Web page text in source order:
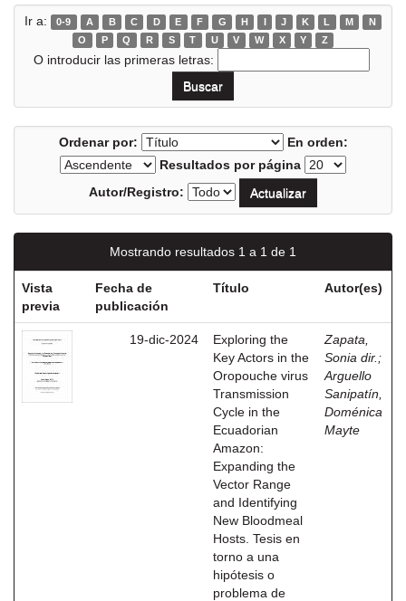
Ir a: 0-9 A B C D E F G H I J K L M
N
O
P Q R S T U V W X Y Z
O introducir las primeras letras:
Ordenar por:
En orden:
Resultados por página
Autor/Registro:
Mostrando resultados 1 a 1 de 1
Vista
previa
Fecha de
publicación
Título Autor(es)
19-dic-2024
Exploring the
Key Actors in the
Oropouche virus
Transmission
Cycle in the
Ecuadorian
Amazon:
Expanding the
Vector Range
and Identifying
New Bloodmeal
Hosts. Tesis en
torno a una
hipótesis o
problema de
Zapata,
Sonia dir. ;
Arguello
Sanipatín,
Doménica
Mayte